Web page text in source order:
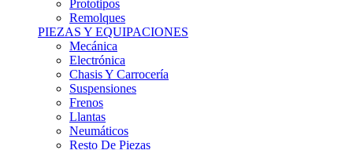
PIEZAS Y EQUIPACIONES
Mecánica
Electrónica
Chasis Y Carrocería
Suspensiones
Frenos
Llantas
Neumáticos
Resto De Piezas
ANUNCIOS DE COMPRA